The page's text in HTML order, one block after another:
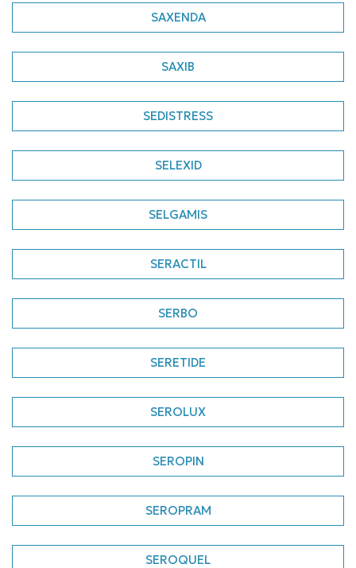
SAXENDA
SAXIB
SEDISTRESS
SELEXID
SELGAMIS
SERACTIL
SERBO
SERETIDE
SEROLUX
SEROPIN
SEROPRAM
SEROQUEL